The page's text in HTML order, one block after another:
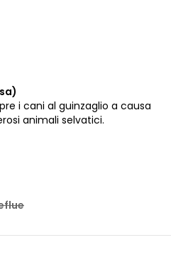
i cani al guinzaglio a causa
animali selvatici.